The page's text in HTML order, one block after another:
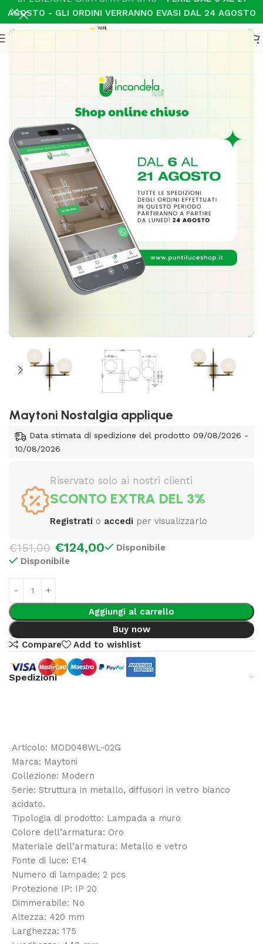
AGOSTO - GLI ORDINI VERRANNO EVASI DAL 24 AGOSTO
Maytoni Nostalgia applique
Data stimata di spedizione del prodotto 09/08/2026 -
10/08/2026
Riservato solo ai nostri clienti
SCONTO EXTRA DEL 3%
Registrati o accedi per visualizzarlo
€151,00 €124,00
Disponibile
Disponibile
Aggiungi al carrello
Buy now
Compare
Add to wishlist
Spedizioni
Articolo: MOD048WL-02G
Marca: Maytoni
Collezione: Modern
Serie: Struttura in metallo, diffusori in vetro bianco
acidato.
Tipologia di prodotto: Lampada a muro
Colore dell’armatura: Oro
Materiale dell’armatura: Metallo e vetro
Fonte di luce: E14
Numero di lampade: 2 pcs
Protezione IP: IP 20
Dimmerabile: No
Altezza: 420 mm
Larghezza: 175